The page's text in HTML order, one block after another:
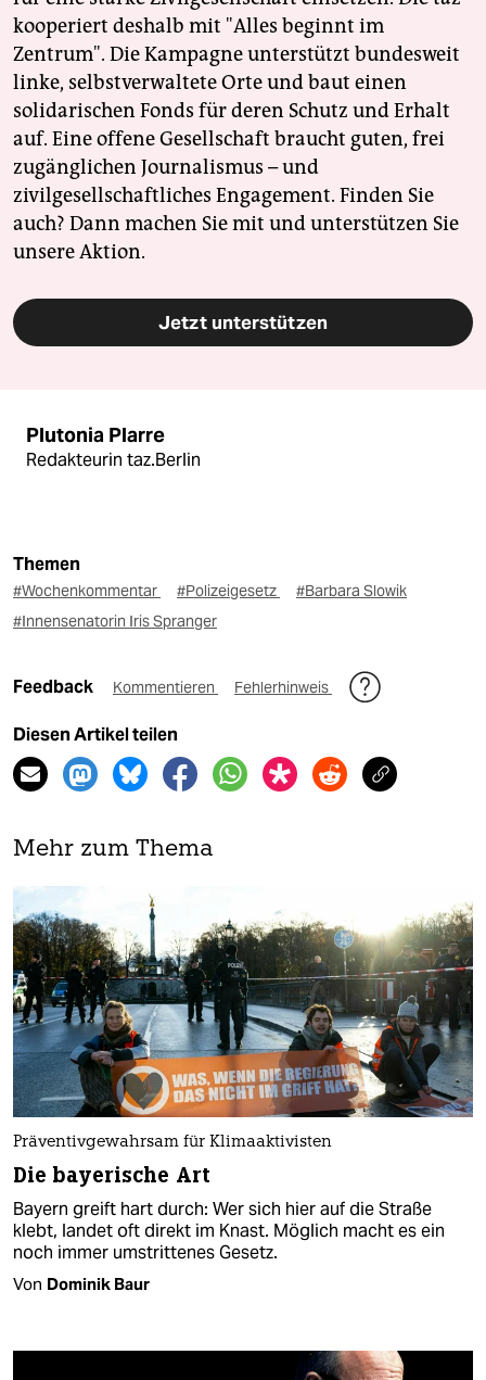
kooperiert deshalb mit "Alles beginnt im
Zentrum". Die Kampagne unterstützt bundesweit
linke, selbstverwaltete Orte und baut einen
solidarischen Fonds für deren Schutz und Erhalt
auf. Eine offene Gesellschaft braucht guten, frei
zugänglichen Journalismus – und
zivilgesellschaftliches Engagement. Finden Sie
auch? Dann machen Sie mit und unterstützen Sie
unsere Aktion.
Jetzt unterstützen
Plutonia Plarre
Redakteurin taz.Berlin
Themen
#Wochenkommentar #Polizeigesetz
#Barbara Slowik
#Innensenatorin Iris Spranger
Feedback Kommentieren Fehlerhinweis
Diesen Artikel teilen
Mehr zum Thema
Präventivgewahrsam für Klimaaktivisten​
Die bayerische Art
Bayern greift hart durch: Wer sich hier auf die Straße
klebt, landet oft direkt im Knast. Möglich macht es ein
noch immer umstrittenes Gesetz.
Von Dominik Baur